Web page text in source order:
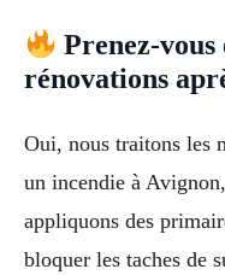
Prenez-vous
rénovations
Oui, nous traitons les
un incendie à
appliquons des
bloquer les taches de